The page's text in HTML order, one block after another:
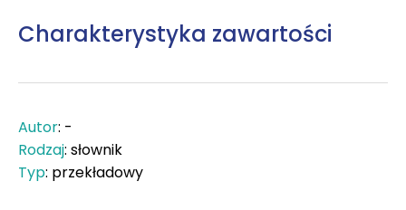
Charakterystyka zawartości
Autor: -
Rodzaj: słownik
Typ: przekładowy